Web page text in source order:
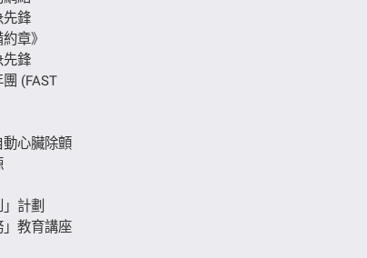
先鋒
章》
先鋒
(FAST
心臟除顫
計劃
」教育講座